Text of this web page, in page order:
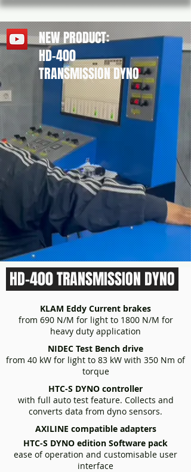
NEW PRODUCT:
HD-400
TRANSMISSION DYNO
HD-400 TRANSMISSION DYNO
KLAM Eddy Current brakes
from 690 N/M for light to 1800 N/M for
heavy duty application
NIDEC Test Bench drive
from 40 kW for light to 83 kW with 350 Nm of
torque
HTC-S DYNO controller
with full auto test feature. Collects and
converts data from dyno sensors.
AXILINE compatible adapters
HTC-S DYNO edition Software pack
ease of operation and customisable user
interface